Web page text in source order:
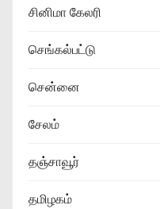
சினிமா கேலரி
செங்கல்பட்டு
சென்னை
சேலம்
தஞ்சாவூர்
தமிழகம்